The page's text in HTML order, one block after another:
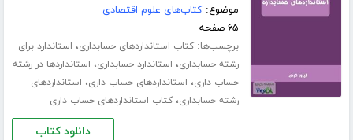
موضوع:کتاب‌های علوم اقتصادی
۶۵ صفحه
برچسب‌ها:کتاب استانداردهای حسابداری، استاندارد برای
رشته حسابداری، استاندارد حسابداری، استانداردها در رشته
حساب داری، استانداردهای حساب داری، استانداردهای
رشته حسابداری،کتاب استانداردهای حساب داری
دانلود کتاب